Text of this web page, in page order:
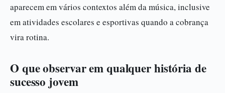
aparecem em vários contextos além da música, inclusive
em atividades escolares e esportivas quando a cobrança
vira rotina.
O que observar em qualquer história de
sucesso jovem